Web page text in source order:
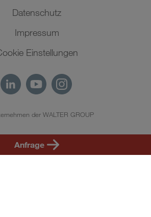
Anfrage
Datenschutz
Impressum
Einstellungen
der WALTER GROUP